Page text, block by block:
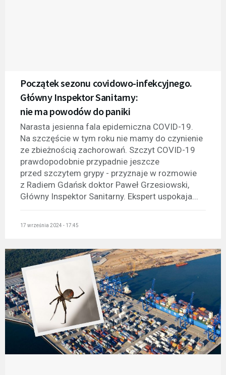
Początek sezonu covidowo-infekcyjnego.
Główny Inspektor Sanitarny:
nie ma powodów do paniki
Narasta jesienna fala epidemiczna COVID-19.
Na szczęście w tym roku nie mamy do czynienie
ze zbieżnością zachorowań. Szczyt COVID-19
prawdopodobnie przypadnie jeszcze
przed szczytem grypy - przyznaje w rozmowie
z Radiem Gdańsk doktor Paweł Grzesiowski,
Główny Inspektor Sanitarny. Ekspert uspokaja...
17 września 2024 - 17:45